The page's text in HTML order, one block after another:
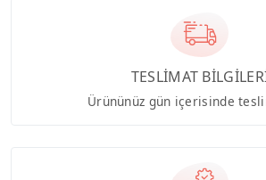
TESLİMAT
Ürününüz gün içerisinde